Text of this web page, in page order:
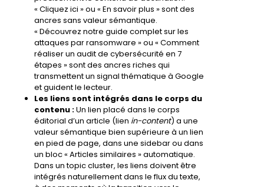
« Cliquez ici » ou « En savoir plus » sont des
ancres sans valeur sémantique.
« Découvrez notre guide complet sur les
attaques par ransomware » ou « Comment
réaliser un audit de cybersécurité en 7
étapes » sont des ancres riches qui
transmettent un signal thématique à Google
et guident le lecteur.
Les liens sont intégrés dans le corps du
contenu :Un lien placé dans le corps
éditorial d’un article (lien in-content) a une
valeur sémantique bien supérieure à un lien
en pied de page, dans une sidebar ou dans
un bloc « Articles similaires » automatique.
Dans un topic cluster, les liens doivent être
intégrés naturellement dans le flux du texte,